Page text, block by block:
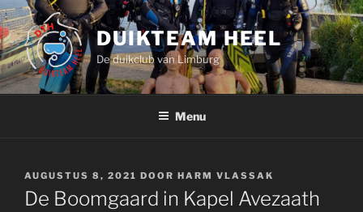
Ga
naar
de
inhoud
DUIKTEAM HEEL
De duikclub van Limburg
Menu
GEPLAATST
OP
AUGUSTUS 8, 2021 DOOR HARM VLASSAK
De Boomgaard in Kapel Avezaath